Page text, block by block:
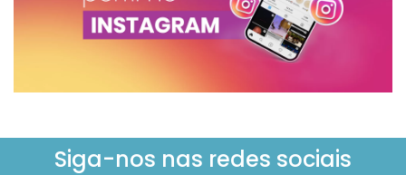
Siga-nos nas redes sociais